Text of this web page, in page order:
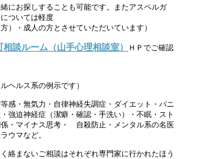
緒にお探しすることも可能です。またアスペルガ
ついては軽度
）・成人の方とさせていただいています）
相談ルーム（山手心理相談室）
ＨＰでご確認
ヘルス系の例示です）
感・無気力・自律神経失調症・ダイエット・パニ
強迫神経症（潔癖・確認・手洗い）・不眠・スト
・マイナス思考・ 自殺防止・メンタル系の名医
ウマなど。
絡まないご相談はそれぞれ専門家に行かれたほう